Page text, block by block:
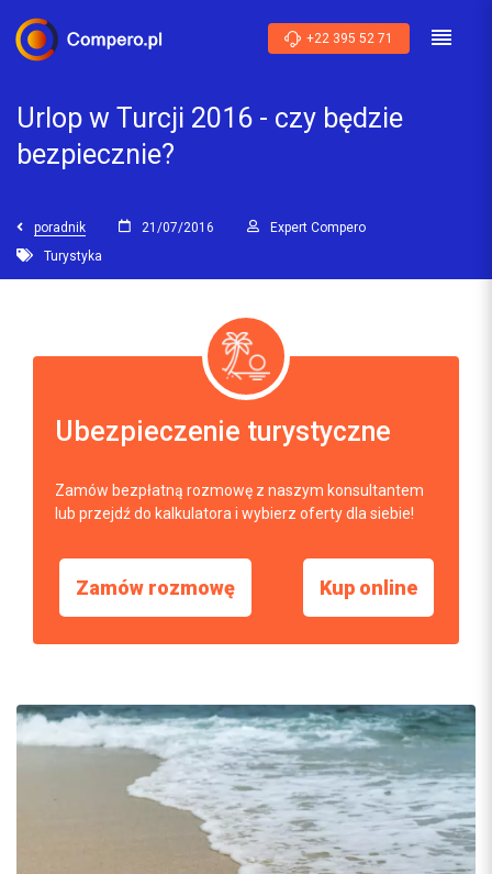
+22 395 52 71
Urlop w Turcji 2016 - czy będzie
bezpiecznie?
poradnik 21/07/2016
Expert Compero
Turystyka
Ubezpieczenie turystyczne
Zamów bezpłatną rozmowę z naszym konsultantem
lub przejdź do kalkulatora i wybierz oferty dla siebie!
Zamów rozmowę Kup online